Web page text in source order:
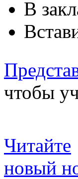
В
чтобы
Читайте
новый